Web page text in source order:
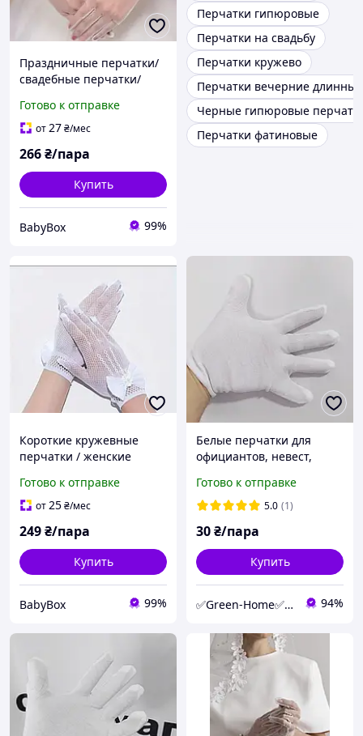
Праздничные перчатки/
свадебные перчатки/
Готово к отправке
от27₴/мес
266₴/пара
Купить
BabyBox 99%
Перчатки гипюровые
Перчатки на свадьбу
Перчатки кружево
Перчатки вечерние длинные
Черные гипюровые
Перчатки фатиновые
Короткие кружевные
перчатки / женские
свадебные перчатки для
невесты
Готово к отправке
от25₴/мес
249₴/пара
Купить
BabyBox 99%
Белые перчатки для
официантов, невест,
Готово к отправке
5.0 (1)
30₴/пара
Купить
✅Green-Home✅Интернет-магазин для сада, дома и авто. 94%